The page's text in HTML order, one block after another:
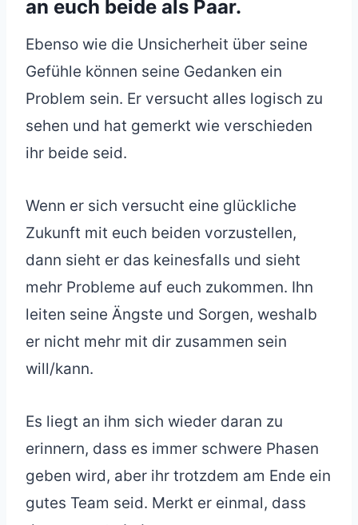
an euch beide als Paar.
Ebenso wie die Unsicherheit über seine
Gefühle können seine Gedanken ein
Problem sein. Er versucht alles logisch zu
sehen und hat gemerkt wie verschieden
ihr beide seid.
Wenn er sich versucht eine glückliche
Zukunft mit euch beiden vorzustellen,
dann sieht er das keinesfalls und sieht
mehr Probleme auf euch zukommen. Ihn
leiten seine Ängste und Sorgen, weshalb
er nicht mehr mit dir zusammen sein
will/kann.
Es liegt an ihm sich wieder daran zu
erinnern, dass es immer schwere Phasen
geben wird, aber ihr trotzdem am Ende ein
gutes Team seid. Merkt er einmal, dass